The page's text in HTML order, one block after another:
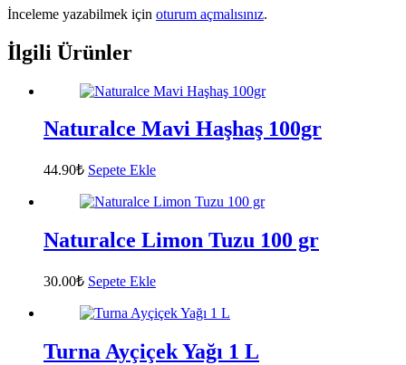
İnceleme yazabilmek için oturum açmalısınız.
İlgili Ürünler
Naturalce Mavi Haşhaş 100gr
44.90₺ Sepete Ekle
Naturalce Limon Tuzu 100 gr
30.00₺ Sepete Ekle
Turna Ayçiçek Yağı 1 L